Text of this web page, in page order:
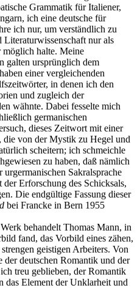
Grammatik für Italiener,
ich eine deutsche für
ich nur, um verständlich zu
Literaturwissenschaft nur als
möglich halte. Meine
galten ursprünglich dem
einer vergleichenden
in denen ich den
und zugleich der
wähnte. Dabei fesselte mich
germanischen
dieses Zeitwort mit einer
die von der Mystik zu Hegel und
scheitern; ich schmeichle
zu haben, daß nämlich
Sakralsprache
Erforschung des Schicksals,
Die endgültige Fassung dieser
bei Francke in Bern 1955
behandelt Thomas Mann, in
fand, das Vorbild eines zähen,
geistigen Arbeiters. Von
der deutschen Romantik und der
treu geblieben, der Romantik
das Element der Unklarheit und